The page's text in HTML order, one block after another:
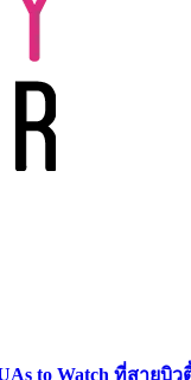
to Watch ที่สายบิว